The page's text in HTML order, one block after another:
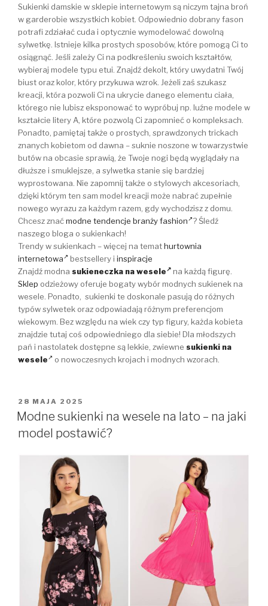
Sukienki damskie w sklepie internetowym są niczym tajna broń
w garderobie wszystkich kobiet. Odpowiednio dobrany fason
potrafi zdziałać cuda i optycznie wymodelować dowolną
sylwetkę. Istnieje kilka prostych sposobów, które pomogą Ci to
osiągnąć. Jeśli zależy Ci na podkreśleniu swoich kształtów,
wybieraj modele typu etui. Znajdź dekolt, który uwydatni Twój
biust oraz kolor, który przykuwa wzrok. Jeżeli zaś szukasz
kreacji, która pozwoli Ci na ukrycie danego elementu ciała,
którego nie lubisz eksponować to wypróbuj np. luźne modele w
kształcie litery A, które pozwolą Ci zapomnieć o kompleksach.
Ponadto, pamiętaj także o prostych, sprawdzonych trickach
znanych kobietom od dawna – suknie noszone w towarzystwie
butów na obcasie sprawią, że Twoje nogi będą wyglądały na
dłuższe i smuklejsze, a sylwetka stanie się bardziej
wyprostowana. Nie zapomnij także o stylowych akcesoriach,
dzięki którym ten sam model kreacji może nabrać zupełnie
nowego wyrazu za każdym razem, gdy wychodzisz z domu.
Chcesz znaćmodne tendencje branży fashion
? Śledź
naszego bloga o sukienkach!
Trendy w sukienkach – więcej na temathurtownia
internetowa
bestsellery i inspiracje
Znajdź modna sukieneczka na wesele
na każdą figurę.
Sklep odzieżowy oferuje bogaty wybór modnych sukienek na
wesele. Ponadto, sukienki te doskonale pasują do różnych
typów sylwetek oraz odpowiadają różnym preferencjom
wiekowym. Bez względu na wiek czy typ figury, każda kobieta
znajdzie tutaj coś odpowiedniego dla siebie! Dla młodszych
pań i nastolatek dostępne są lekkie, zwiewne sukienki na
wesele
o nowoczesnych krojach i modnych wzorach.
OPUBLIKOWANE
W
28 MAJA 2025
Modne sukienki na wesele na lato – na jaki
model postawić?